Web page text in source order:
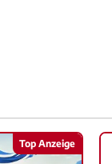
Top Anzeige